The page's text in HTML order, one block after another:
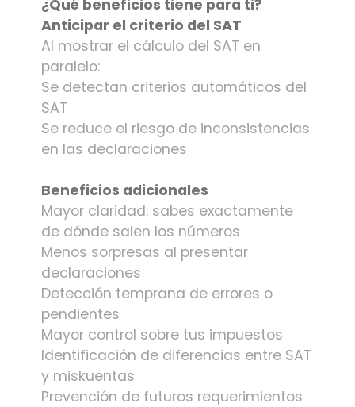
¿Qué beneficios tiene para ti?
Anticipar el criterio del SAT
Al mostrar el cálculo del SAT en
paralelo:
Se detectan criterios automáticos del
SAT
Se reduce el riesgo de inconsistencias
en las declaraciones
Beneficios adicionales
Mayor claridad: sabes exactamente
de dónde salen los números
Menos sorpresas al presentar
declaraciones
Detección temprana de errores o
pendientes
Mayor control sobre tus impuestos
Identificación de diferencias entre SAT
y miskuentas
Prevención de futuros requerimientos